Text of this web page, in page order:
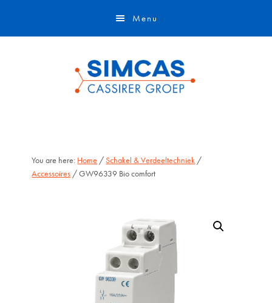
Menu
You are here: Home /Schakel & Verdeeltechniek /
Accessoires / GW96339 Bio comfort